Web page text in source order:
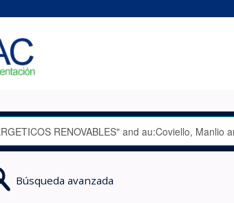
Búsqueda avanzada